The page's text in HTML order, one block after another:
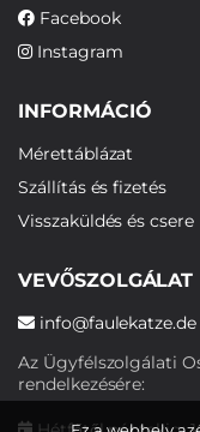
Facebook
Instagram
INFORMÁCIÓ
Mérettáblázat
Szállítás és fizetés
Visszaküldés és csere
VEVŐSZOLGÁLAT
info@faulekatze.de
Az Ügyfélszolgálati
rendelkezésére: